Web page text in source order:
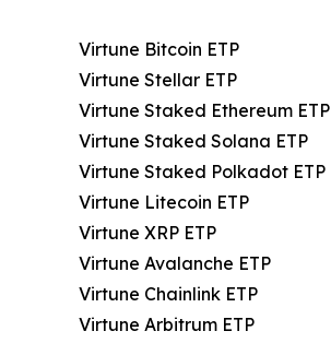
Virtune Bitcoin ETP
Virtune Stellar ETP
Virtune Staked Ethereum ETP
Virtune Staked Solana ETP
Virtune Staked Polkadot ETP
Virtune Litecoin ETP
Virtune XRP ETP
Virtune Avalanche ETP
Virtune Chainlink ETP
Virtune Arbitrum ETP